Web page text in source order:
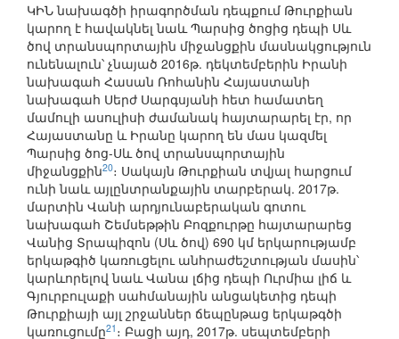
ԿԻՆ նախագծի իրագործման դեպքում Թուրքիան
կարող է հավակնել նաև Պարսից ծոցից դեպի Սև
ծով տրանսպորտային միջանցքին մասնակցություն
ունենալուն՝ չնայած 2016թ. դեկտեմբերին Իրանի
նախագահ Հասան Ռոհանին Հայաստանի
նախագահ Սերժ Սարգսյանի հետ համատեղ
մամուլի ասուլիսի ժամանակ հայտարարել էր, որ
Հայաստանը և Իրանը կարող են մաս կազմել
Պարսից ծոց-Սև ծով տրանսպորտային
միջանցքին20։ Սակայն Թուրքիան տվյալ հարցում
ունի նաև այլընտրանքային տարբերակ. 2017թ.
մարտին Վանի արդյունաբերական գոտու
նախագահ Շեմսեթթին Բոզքուրթը հայտարարեց
Վանից Տրապիզոն (Սև ծով) 690 կմ երկարությամբ
երկաթգիծ կառուցելու անհրաժեշտության մասին՝
կարևորելով նաև Վանա լճից դեպի Ուրմիա լիճ և
Գյուրբուլաքի սահմանային անցակետից դեպի
Թուրքիայի այլ շրջաններ ճեպընթաց երկաթգծի
կառուցումը21 ։ Բացի այդ, 2017թ. սեպտեմբերի